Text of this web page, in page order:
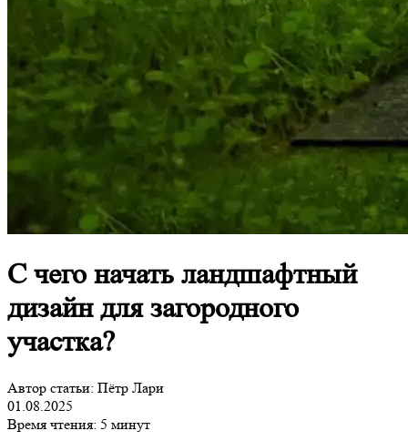
С чего начать ландшафтный
дизайн для загородного
участка?
Автор статьи: Пётр Лари
01.08.2025
Время чтения: 5 минут